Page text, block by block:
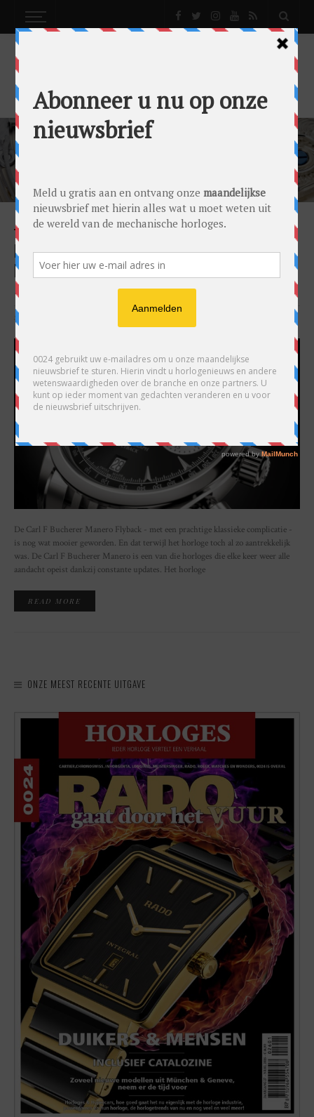
NEWS
DE CARL F BUCHERER MANERO FLYBACK IS
NET NÓG AANTREKKELIJKER GEWORDEN
on
De Carl F Bucherer Manero Flyback - met een prachtige klassieke complicatie -
is nog wat mooier geworden. En dat terwijl het horloge toch al zo aantrekkelijk
was. De Carl F Bucherer Manero is een van die horloges die elke keer weer alle
aandacht opeist dankzij constante updates. Het horloge
READ MORE
ONZE MEEST RECENTE UITGAVE